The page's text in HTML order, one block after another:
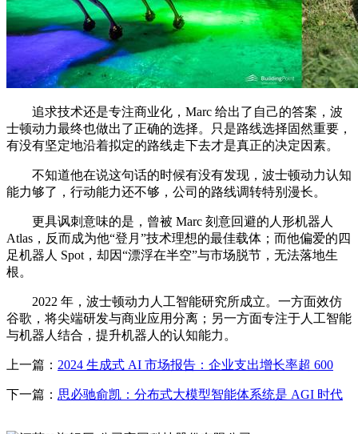
追求技术还是专注商业化，Marc 给出了自己的答案，波
士顿动力最终也做出了正确的选择。只是路线选择固然重要，
有没有坚定地沿着拟定的路线走下去才是真正的决定因素。
不知道他在说这句话的时候有没有发现，波士顿动力认知
能力够了，行动能力还不够，公司的路线调转特别漫长。
更具讽刺意味的是，曾被 Marc 刻意回避的人形机器人
Atlas，反而成为他“登月”技术理想的最佳载体；而他偏爱的四
足机器人 Spot，却因“漂浮在半空”与市场脱节，无法落地生
根。
2022 年，波士顿动力人工智能研究所成立。一方面效仿
谷歌，将尖端研发与商业应用分离；另一方面专注于人工智能
与机器人结合，提升机器人的认知能力。
上一篇： 2024 生成式 AI 市场报告：企业支出增长率超 600
下一篇： 思必驰俞凯：分布式大模型智能体系统是 AGI 时代